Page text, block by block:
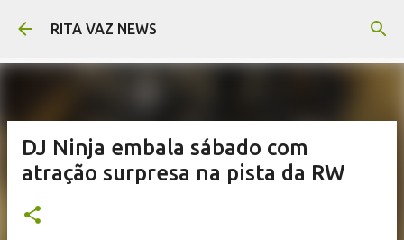
Pular para o conteúdo principal
RITA VAZ NEWS
DJ Ninja embala sábado com
atração surpresa na pista da RW